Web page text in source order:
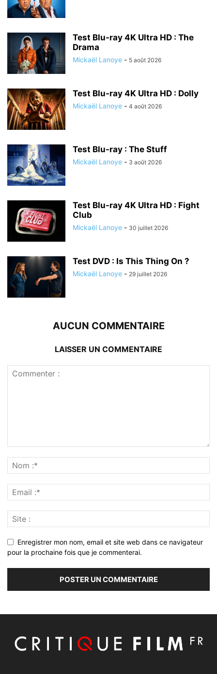
Test Blu-ray 4K Ultra HD : The
Drama
Mickaël Lanoye - 5 août 2026
Test Blu-ray 4K Ultra HD : Dolly
Mickaël Lanoye - 4 août 2026
Test Blu-ray : The Stuff
Mickaël Lanoye - 3 août 2026
Test Blu-ray 4K Ultra HD : Fight
Club
Mickaël Lanoye - 30 juillet 2026
Test DVD : Is This Thing On ?
Mickaël Lanoye - 29 juillet 2026
AUCUN COMMENTAIRE
LAISSER UN COMMENTAIRE
Enregistrer mon nom, email et site web dans ce navigateur
pour la prochaine fois que je commenterai.